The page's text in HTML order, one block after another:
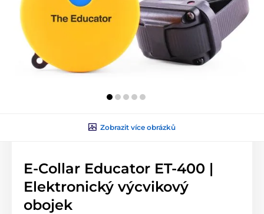
Zobrazit více obrázků
E-Collar Educator ET-400 |
Elektronický výcvikový
obojek